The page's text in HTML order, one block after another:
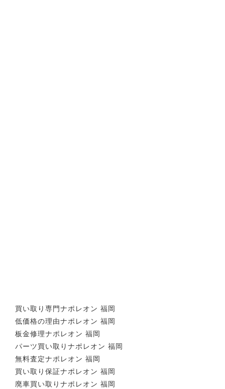
買い取り専門ナポレオン 福岡
低価格の理由ナポレオン 福岡
板金修理ナポレオン 福岡
パーツ買い取りナポレオン 福岡
無料査定ナポレオン 福岡
買い取り保証ナポレオン 福岡
廃車買い取りナポレオン 福岡